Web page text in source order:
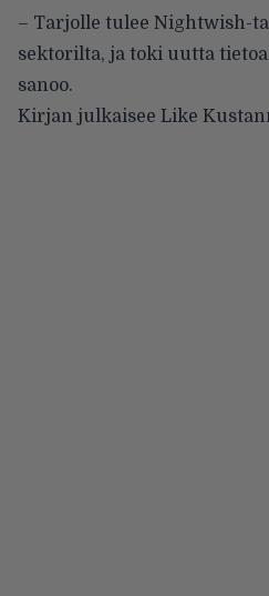
– Tarjolle tulee Nightwish-
sektorilta, ja toki uutta
sanoo.
Kirjan julkaisee Like